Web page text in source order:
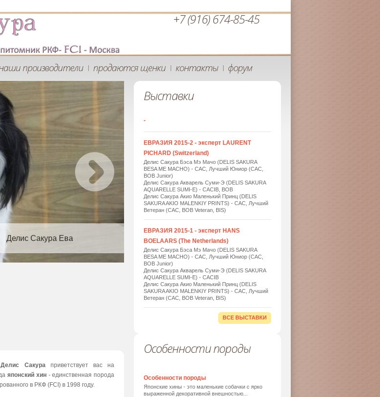
+7 (916) 674-85-45
производители | продаются щенки | контакты | форум
Делис Сакура Ева
Выставки
-
ЕВРАЗИЯ 2015-2 - эксперт LAURENT
PICHARD (Switzerland)
Делис Сакура Бэса Мэ Мачо (DELIS SAKURA
BESA ME MACHO) - САС, Лучший Юниор (САС,
BOB Junior)
Делис Сакура Акварель Суми-Э (DELIS SAKURA
AQUARELLE SUMI-E) - САСIB, BOB
Делис Сакура Акио Маленький Принц (DELIS
SAKURA AKIO MALENKIY PRINTS) - САС, Лучший
Ветеран (САС, BOB Veteran, BIS)
ЕВРАЗИЯ 2015-1 - эксперт HANS
BOELAARS (The Netherlands)
Делис Сакура Бэса Мэ Мачо (DELIS SAKURA
BESA ME MACHO) - САС, Лучший Юниор (САС,
BOB Junior)
Делис Сакура Акварель Суми-Э (DELIS SAKURA
AQUARELLE SUMI-E) - САСIB
Делис Сакура Акио Маленький Принц (DELIS
SAKURA AKIO MALENKIY PRINTS) - САС, Лучший
Ветеран (САС, BOB Veteran, BIS)
ВСЕ ВЫСТАВКИ
Делис Сакура приветствует вас на
японский хин- единственная порода
в РКФ (FCI) в 1998 году.
Особенности породы
Особенности породы
Японские хины - это маленькие собачки с ярко
выраженной декоративной внешностью...